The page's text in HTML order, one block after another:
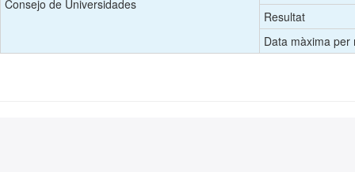
Consejo de Universidades
Resultat
Data màxima